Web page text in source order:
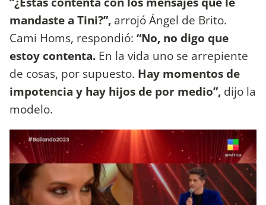
mandaste a Tini?”, arrojó Ángel de Brito.
Cami Homs, respondió: “No, no digo que
estoy contenta. En la vida uno se arrepiente
de cosas, por supuesto. Hay momentos de
impotencia y hay hijos de por medio”, dijo la
modelo.